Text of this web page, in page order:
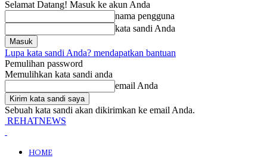
Selamat Datang! Masuk ke akun Anda
nama pengguna
kata sandi Anda
Lupa kata sandi Anda? mendapatkan bantuan
Pemulihan password
Memulihkan kata sandi anda
email Anda
Sebuah kata sandi akan dikirimkan ke email Anda.
REHATNEWS
HOME